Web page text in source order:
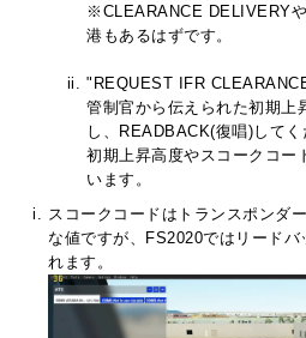
※CLEARANCE DELIVERY
港もあるはずです。
"REQUEST IFR
管制官から伝えられた初期上
し、READBACK(復唱)してく
初期上昇高度やスコークコー
います。
スコークコードはトランスポンダ
な値ですが、FS2020ではリード
れます。